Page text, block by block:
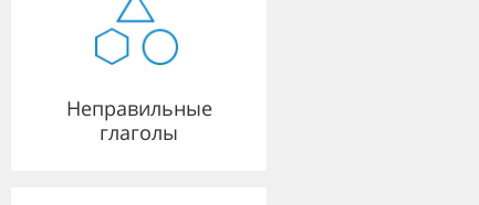
Неправильные
глаголы